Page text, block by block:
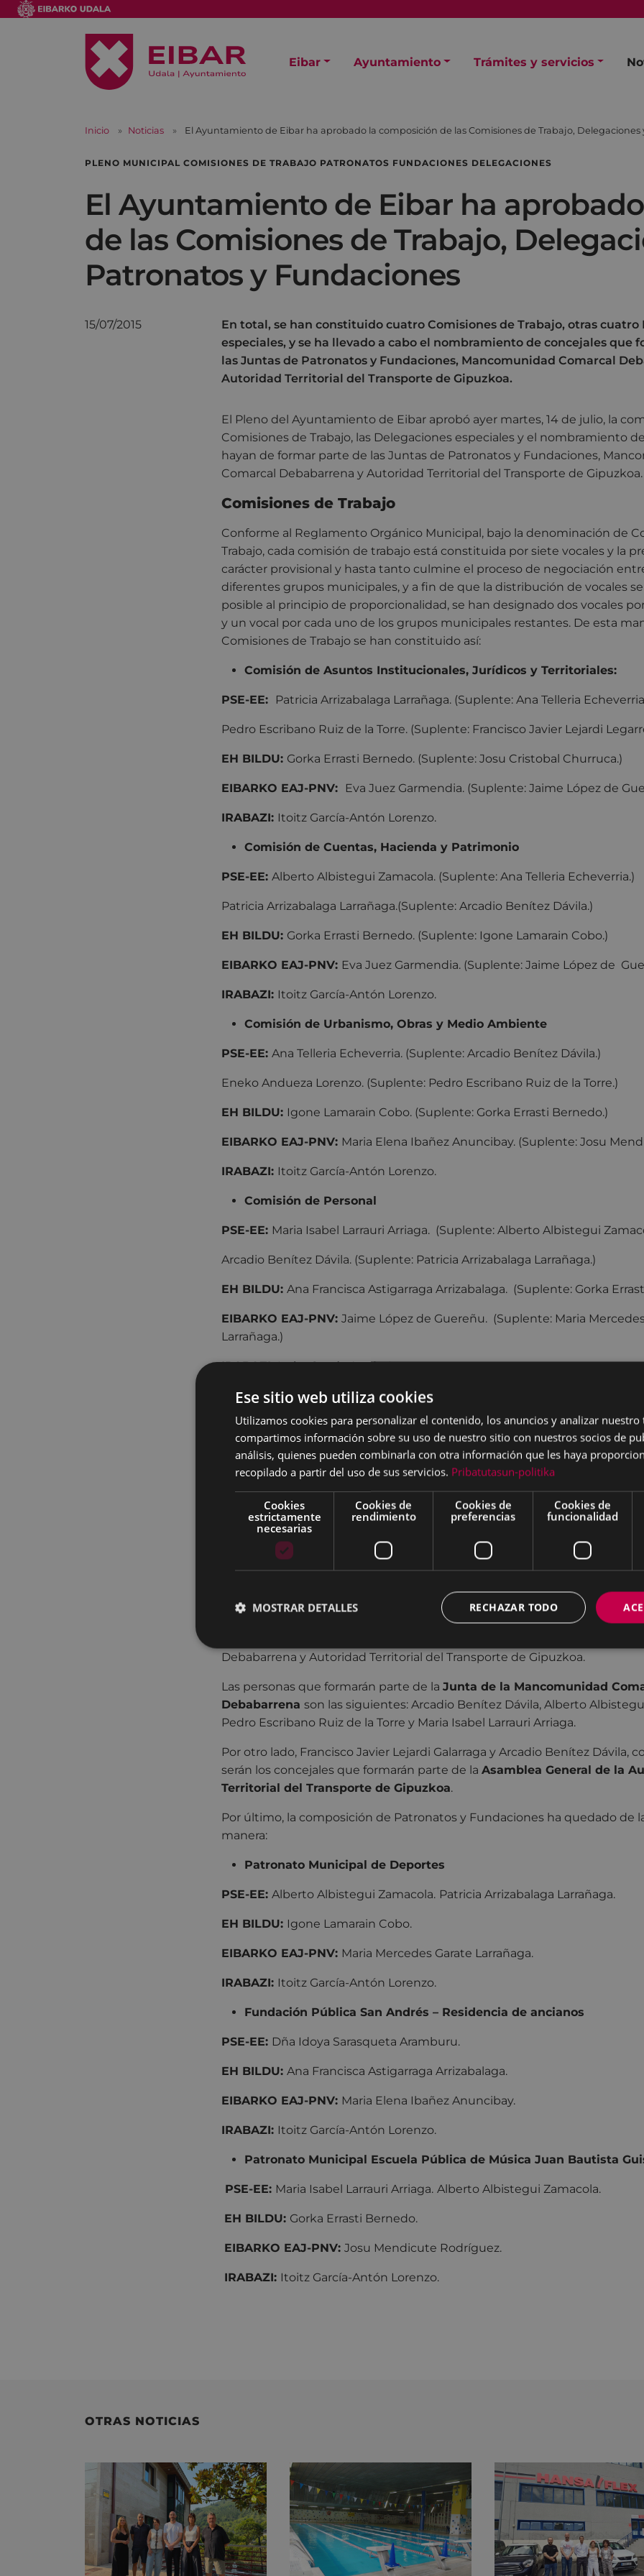
Eibar Ayuntamiento Trámites y servicios
Inicio Noticias El Ayuntamiento de Eibar ha aprobado la composición de las Comisiones de Trabajo,
PLENO MUNICIPAL COMISIONES DE TRABAJO PATRONATOS FUNDACIONES DELEGACIONES
El Ayuntamiento de Eibar ha
de las Comisiones de Trabajo,
Patronatos y Fundaciones
15/07/2015
En total, se han constituido cuatro Comisiones de Trabajo, otras cuatro
especiales, y se ha llevado a cabo el nombramiento de concejales que
las Juntas de Patronatos y Fundaciones, Mancomunidad Comarcal
Autoridad Territorial del Transporte de Gipuzkoa.
El Pleno del Ayuntamiento de Eibar aprobó ayer martes, 14 de julio, la
Comisiones de Trabajo, las Delegaciones especiales y el nombramiento
hayan de formar parte de las Juntas de Patronatos y Fundaciones,
Comarcal Debabarrena y Autoridad Territorial del Transporte de Gipuzkoa.
Comisiones de Trabajo
Conforme al Reglamento Orgánico Municipal, bajo la denominación de
Trabajo, cada comisión de trabajo está constituida por siete vocales y la
carácter provisional y hasta tanto culmine el proceso de negociación
diferentes grupos municipales, y a fin de que la distribución de vocales
posible al principio de proporcionalidad, se han designado dos vocales
y un vocal por cada uno de los grupos municipales restantes. De esta
Comisiones de Trabajo se han constituido así:
Comisión de Asuntos Institucionales, Jurídicos y Territoriales:
PSE-EE: Patricia Arrizabalaga Larrañaga. (Suplente: Ana Telleria
Pedro Escribano Ruiz de la Torre. (Suplente: Francisco Javier Lejardi
EH BILDU: Gorka Errasti Bernedo. (Suplente: Josu Cristobal Churruca.)
EIBARKO EAJ-PNV: Eva Juez Garmendia. (Suplente: Jaime López de
IRABAZI: Itoitz García-Antón Lorenzo.
Comisión de Cuentas, Hacienda y Patrimonio
PSE-EE: Alberto Albistegui Zamacola. (Suplente: Ana Telleria Echeverria.)
Patricia Arrizabalaga Larrañaga.(Suplente: Arcadio Benítez Dávila.)
EH BILDU: Gorka Errasti Bernedo. (Suplente: Igone Lamarain Cobo.)
EIBARKO EAJ-PNV: Eva Juez Garmendia. (Suplente: Jaime López de
IRABAZI: Itoitz García-Antón Lorenzo.
Comisión de Urbanismo, Obras y Medio Ambiente
PSE-EE: Ana Telleria Echeverria. (Suplente: Arcadio Benítez Dávila.)
Eneko Andueza Lorenzo. (Suplente: Pedro Escribano Ruiz de la Torre.)
EH BILDU: Igone Lamarain Cobo. (Suplente: Gorka Errasti Bernedo.)
EIBARKO EAJ-PNV: Maria Elena Ibañez Anuncibay. (Suplente: Josu
IRABAZI: Itoitz García-Antón Lorenzo.
Comisión de Personal
PSE-EE: Maria Isabel Larrauri Arriaga. (Suplente: Alberto Albistegui
Arcadio Benítez Dávila. (Suplente: Patricia Arrizabalaga Larrañaga.)
EH BILDU: Ana Francisca Astigarraga Arrizabalaga. (Suplente: Gorka
EIBARKO EAJ-PNV: Jaime López de Guereñu. (Suplente: Maria
Larrañaga.)
IRABAZI:Itoitz García-Antón Lorenzo.
Delegaciones especiales
Por otra parte, en el Pleno celebrado ayer martes, se dió cuenta del
el que se constituyeron las siguientes Delegaciones especiales:
Delegación deDeportes: Eneko Andueza Lorenzo.
Delegación de Barrios Rurales : Francisco Javier Lejardi Galarraga.
Delegación de
Delegación de Juventud: Patricia Arrizabalaga Larrañaga.
El último de los puntos del orden del día sirvió para dar paso a la
Debabarrena y Autoridad Territorial del Transporte de Gipuzkoa.
Las personas que formarán parte de la Junta de la Mancomunidad
Debabarrena son las siguientes: Arcadio Benítez Dávila, Alberto
Pedro Escribano Ruiz de la Torre y Maria Isabel Larrauri Arriaga.
Por otro lado, Francisco Javier Lejardi Galarraga y Arcadio Benítez Dávila,
serán los concejales que formarán parte de la Asamblea General de la
Territorial del Transporte de Gipuzkoa.
Por último, la composición de Patronatos y Fundaciones ha quedado de
manera:
Patronato Municipal de Deportes
PSE-EE: Alberto Albistegui Zamacola. Patricia Arrizabalaga Larrañaga.
EH BILDU: Igone Lamarain Cobo.
EIBARKO EAJ-PNV: Maria Mercedes Garate Larrañaga.
IRABAZI: Itoitz García-Antón Lorenzo.
Fundación Pública San Andrés – Residencia de ancianos
PSE-EE: Dña Idoya Sarasqueta Aramburu.
EH BILDU: Ana Francisca Astigarraga Arrizabalaga.
EIBARKO EAJ-PNV: Maria Elena Ibañez Anuncibay.
IRABAZI: Itoitz García-Antón Lorenzo.
Patronato Municipal Escuela Pública de Música Juan Bautista
PSE-EE: Maria Isabel Larrauri Arriaga. Alberto Albistegui Zamacola.
EH BILDU: Gorka Errasti Bernedo.
EIBARKO EAJ-PNV: Josu Mendicute Rodríguez.
IRABAZI: Itoitz García-Antón Lorenzo.
OTRAS NOTICIAS
Ese sitio web utiliza cookies
Utilizamos cookies para personalizar el contenido, los anuncios y analizar nuestro
compartimos información sobre su uso de nuestro sitio con nuestros socios de
análisis, quienes pueden combinarla con otra información que les haya
recopilado a partir del uso de sus servicios. Pribatutasun-politika
Cookies
estrictamente
necesarias
Cookies de
rendimiento
Cookies de
preferencias
Cookies de
funcionalidad
RECHAZAR TODO
MOSTRAR DETALLES